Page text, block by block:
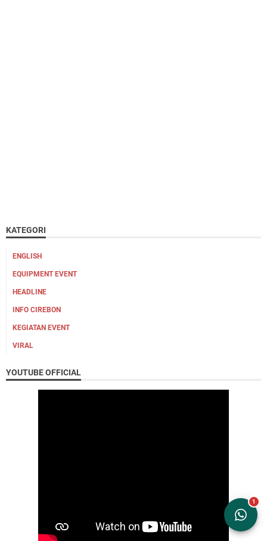
KATEGORI
ENGLISH
EQUIPMENT EVENT
HEADLINE
INFO CIREBON
KEGIATAN EVENT
VIRAL
YOUTUBE OFFICIAL